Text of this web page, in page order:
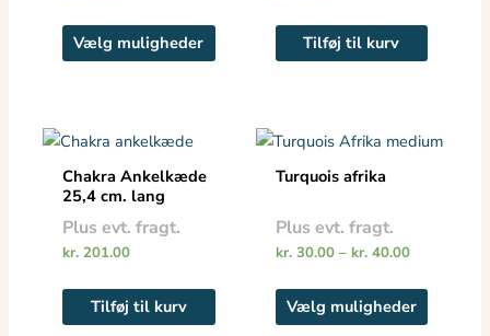
Vælg muligheder kan
vælges
Tilføj til kurv
Chakra Ankelkæde
25,4 cm. lang
Plus evt. fragt.
kr.201.00
Tilføj til kurv
Turquois afrika
Plus evt. fragt.
kr.30.00 – kr.40.00
Prisinterval:
Vælg muligheder
Dette
kan
vælges